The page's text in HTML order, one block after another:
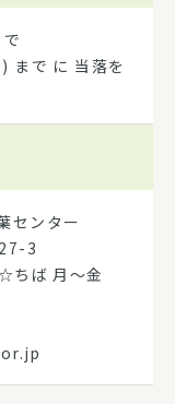
まで に 当落を
センター
3
ちば 月～金